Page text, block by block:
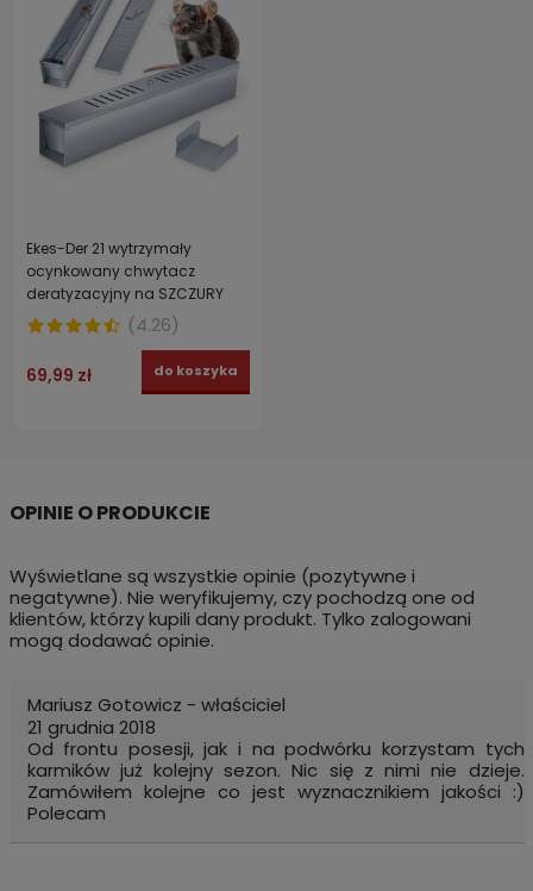
Ekes-Der 21 wytrzymały
ocynkowany chwytacz
deratyzacyjny na SZCZURY
(4.26)
69,99 zł do koszyka
Wyświetlane są wszystkie opinie (pozytywne i
negatywne). Nie weryfikujemy, czy pochodzą one od
klientów, którzy kupili dany produkt. Tylko zalogowani
mogą dodawać opinie.
Mariusz Gotowicz - właściciel
21 grudnia 2018
Od frontu posesji, jak i na podwórku korzystam tych
karmików już kolejny sezon. Nic się z nimi nie dzieje.
Zamówiłem kolejne co jest wyznacznikiem jakości :)
Polecam